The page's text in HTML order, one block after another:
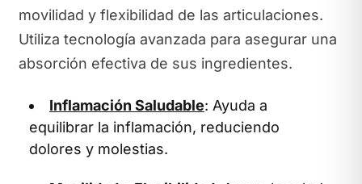
movilidad y flexibilidad de las articulaciones.
Utiliza tecnología avanzada para asegurar una
absorción efectiva de sus ingredientes.
Inflamación Saludable: Ayuda a
equilibrar la inflamación, reduciendo
dolores y molestias.